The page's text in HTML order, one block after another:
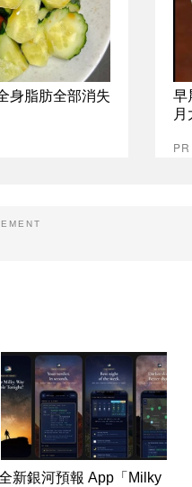
身脂肪全部消失
早
新銀河預報 App「Milky